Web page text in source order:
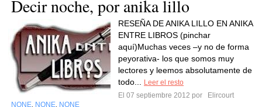
Decir noche, por anika lillo
RESEÑA DE ANIKA LILLO EN ANIKA
ENTRE LIBROS (pinchar
aquí)Muchas veces –y no de forma
peyorativa- los que somos muy
lectores y leemos absolutamente de
todo...
Leer el resto
El 07 septiembre 2012 por
Elircourt
NONE NONE NONE